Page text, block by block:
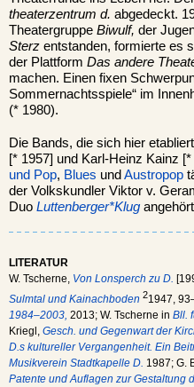
theaterzentrum d. abgedeckt.
Theatergruppe Biwulf, der
Sterz entstanden, formierte es
der Plattform Das andere
machen. Einen fixen
Sommernachtsspiele“ im
(* 1980).
Die Bands, die sich hier
[* 1957] und Karl-Heinz Kainz
und Pop, Blues undAustropop
der Volkskundler Viktor v.
Duo Luttenberger*Klug
LITERATUR
W. Tscherne, Von Lonsperch zu D.
Sulmtal und Kainachboden 21947,
1984–2003, 2013; W. Tscherne in Bll.
Kriegl, Gesch. und Gegenwart der
D.s kultureller Vergangenheit. Ein
Musikverein Stadtkapelle D. 1987; G.
Patente und Auflagen zur Gestaltung